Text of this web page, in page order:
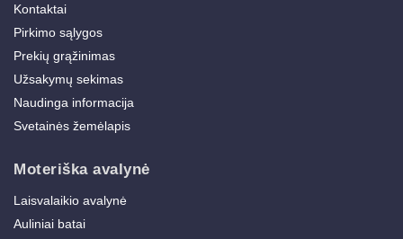
Kontaktai
Pirkimo sąlygos
Prekių grąžinimas
Užsakymų sekimas
Naudinga informacija
Svetainės žemėlapis
Moteriška avalynė
Laisvalaikio avalynė
Auliniai batai